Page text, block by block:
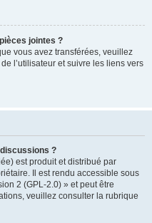
jointes ?
vous avez transférées, veuillez
l’utilisateur et suivre les liens vers
?
est produit et distribué par
Il est rendu accessible sous
2 (GPL-2.0) » et peut être
veuillez consulter la rubrique